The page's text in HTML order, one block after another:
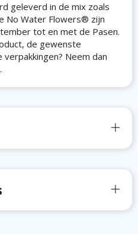
geleverd in de mix zoals
No Water Flowers® zijn
tot en met de Pasen.
de gewenste
Neem dan